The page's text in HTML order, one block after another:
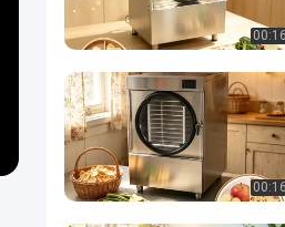
00:16
00:16